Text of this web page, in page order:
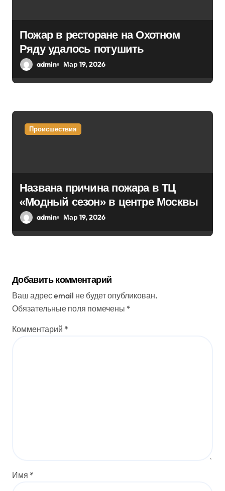
Пожар в ресторане на Охотном
Ряду удалось потушить
admin Мар 19, 2026
Происшествия
Названа причина пожара в ТЦ
«Модный сезон» в центре Москвы
admin Мар 19, 2026
Добавить комментарий
Ваш адрес email не будет опубликован.
Обязательные поля помечены *
Комментарий *
Имя *